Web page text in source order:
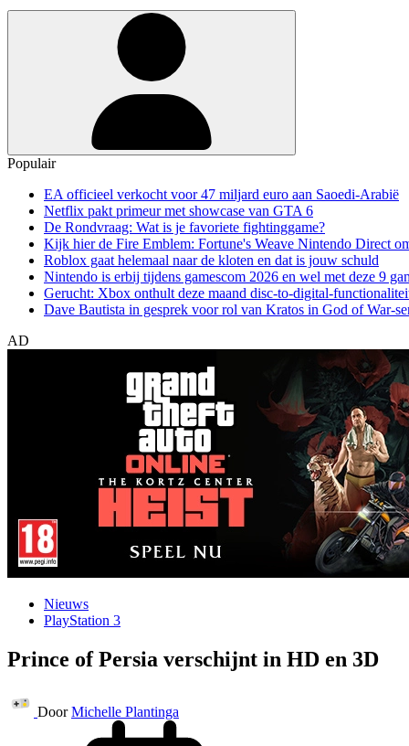
Populair
EA officieel verkocht voor 47 miljard euro aan Saoedi-Arabië
Netflix pakt primeur met showcase van GTA 6
De Rondvraag: Wat is je favoriete fightinggame?
Kijk hier de Fire Emblem: Fortune's Weave Nintendo Direct
Roblox gaat helemaal naar de kloten en dat is jouw schuld
Nintendo is erbij tijdens gamescom 2026 en wel met deze 9
Gerucht: Xbox onthult deze maand disc-to-digital-
Dave Bautista in gesprek voor rol van Kratos in God of War-
AD
Nieuws
PlayStation 3
Prince of Persia verschijnt in HD en 3D
Door Michelle Plantinga